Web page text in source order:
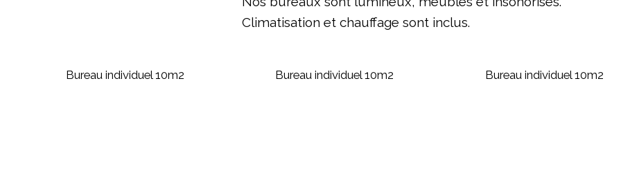
Bureau individuel 10m2 Bureau individuel 10m2 Bureau individuel 10m2
Climatisation et chauffage sont inclus.